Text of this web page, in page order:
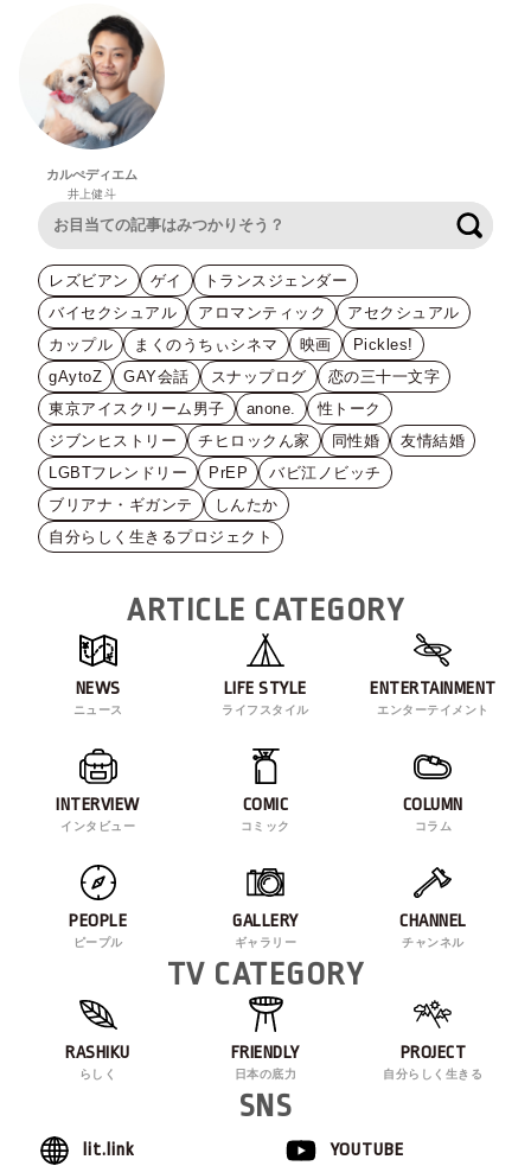
カルぺディエム
井上健斗
レズビアン ゲイ
トランスジェンダー
バイセクシュアル
アロマンティック
アセクシュアル
カップル
まくのうちぃシネマ 映画
Pickles!
gAytoZ
GAY会話 スナップログ
恋の三十一文字
東京アイスクリーム男子
anone.
性トーク
ジブンヒストリー
チヒロックん家 同性婚
友情結婚
LGBTフレンドリー
PrEP
バビ江ノビッチ
ブリアナ・ギガンテ
しんたか
自分らしく生きるプロジェクト
ARTICLE CATEGORY
NEWS
ニュース
LIFE STYLE
ライフスタイル
ENTERTAINMENT
エンターテイメント
INTERVIEW
インタビュー
COMIC
コミック
COLUMN
コラム
PEOPLE
ピープル
GALLERY
ギャラリー
CHANNEL
チャンネル
TV CATEGORY
RASHIKU
らしく
FRIENDLY
日本の底力
PROJECT
自分らしく生きる
SNS
lit.link YOUTUBE